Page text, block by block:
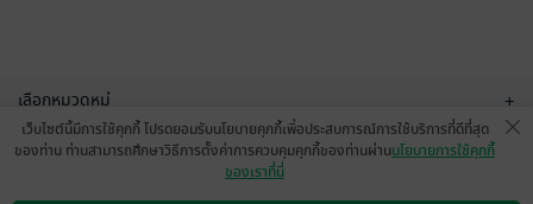
เลือกหมวดหมู่ +
บริการช่วยเหลือ
เว็บไซต์นี้มีการใช้คุกกี้ โปรดยอมรับนโยบายคุกกี้เพื่อประสบการณ์การใช้บริการที่ดีที่สุด
ของท่าน ท่านสามารถศึกษาวิธีการตั้งค่าการควบคุมคุกกี้ของท่านผ่านนโยบายการใช้คุกกี้
ของเราที่นี่